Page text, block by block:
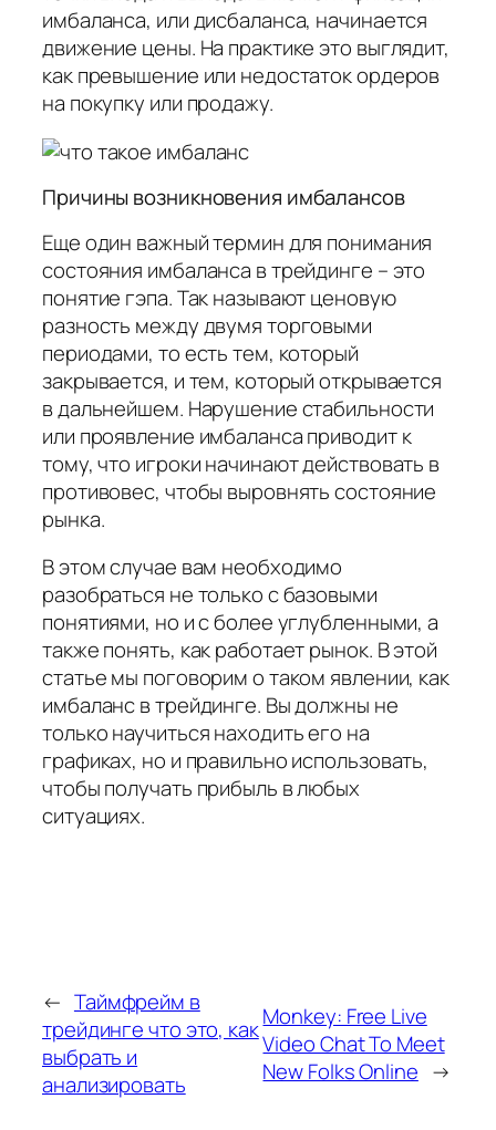
имбаланса, или дисбаланса, начинается
движение цены. На практике это выглядит,
как превышение или недостаток ордеров
на покупку или продажу.
Причины возникновения имбалансов
Еще один важный термин для понимания
состояния имбаланса в трейдинге – это
понятие гэпа. Так называют ценовую
разность между двумя торговыми
периодами, то есть тем, который
закрывается, и тем, который открывается
в дальнейшем. Нарушение стабильности
или проявление имбаланса приводит к
тому, что игроки начинают действовать в
противовес, чтобы выровнять состояние
рынка.
В этом случае вам необходимо
разобраться не только с базовыми
понятиями, но и с более углубленными, а
также понять, как работает рынок. В этой
статье мы поговорим о таком явлении, как
имбаланс в трейдинге. Вы должны не
только научиться находить его на
графиках, но и правильно использовать,
чтобы получать прибыль в любых
ситуациях.
← Таймфрейм в
трейдинге что это, как
выбрать и
анализировать
Monkey: Free Live
Video Chat To Meet
New Folks Online →